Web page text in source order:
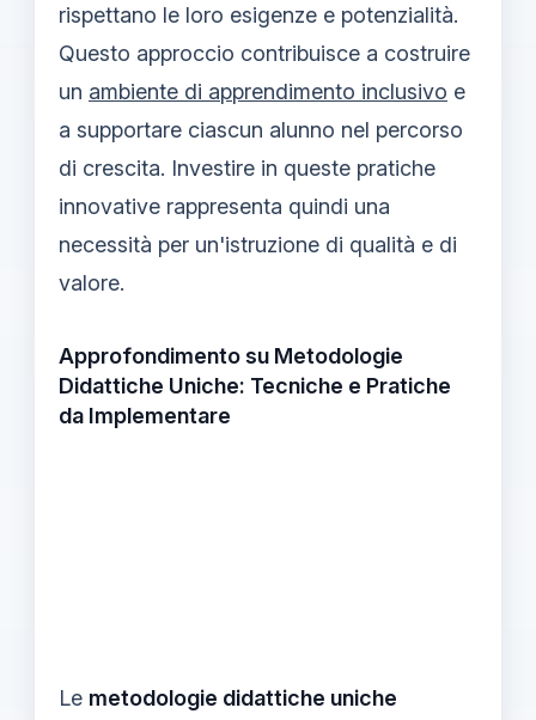
rispettano le loro esigenze e potenzialità.
Questo approccio contribuisce a costruire
un ambiente di apprendimento inclusivo e
a supportare ciascun alunno nel percorso
di crescita. Investire in queste pratiche
innovative rappresenta quindi una
necessità per un'istruzione di qualità e di
valore.
Approfondimento su Metodologie
Didattiche Uniche: Tecniche e Pratiche
da Implementare
Le metodologie didattiche uniche